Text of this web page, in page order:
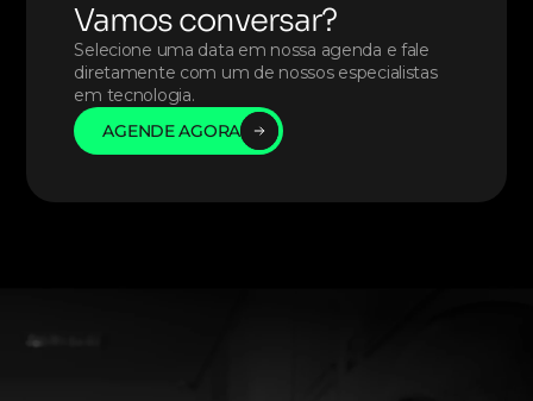
Vamos conversar?
Selecione uma data em nossa agenda e fale
diretamente com um de nossos especialistas
em tecnologia.
AGENDE AGORA
AGENDE AGORA
AGENDE AGORA